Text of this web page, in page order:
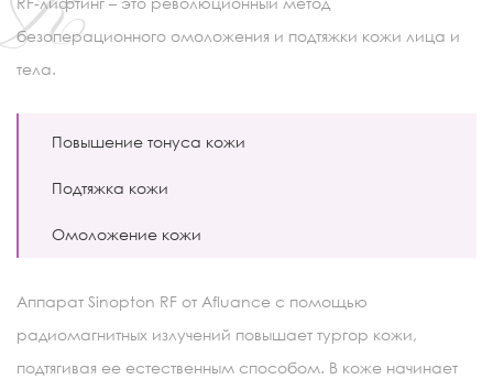
безоперационного омоложения и подтяжки кожи лица и
тела.
Повышение тонуса кожи
Подтяжка кожи
Омоложение кожи
Аппарат Sinopton RF от Afluance с помощью
радиомагнитных излучений повышает тургор кожи,
подтягивая ее естественным способом. В коже начинает